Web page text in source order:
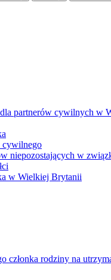
partnerów cywilnych w
cywilnego
niepozostających w
w Wielkiej Brytanii
członka rodziny na